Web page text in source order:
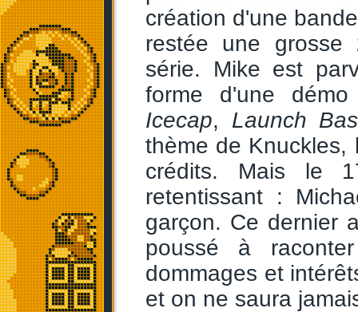
création d'une
restée une grosse
série. Mike est
forme d'une
Icecap, Launch
thème de Knuckles,
crédits. Mais le
retentissant :
garçon. Ce dernier
poussé à
dommages et
et on ne saura